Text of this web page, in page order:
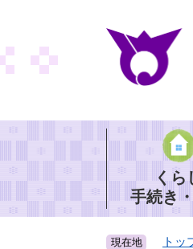
ジ
の
で
す
。
くら
手続き
現在地 トッ